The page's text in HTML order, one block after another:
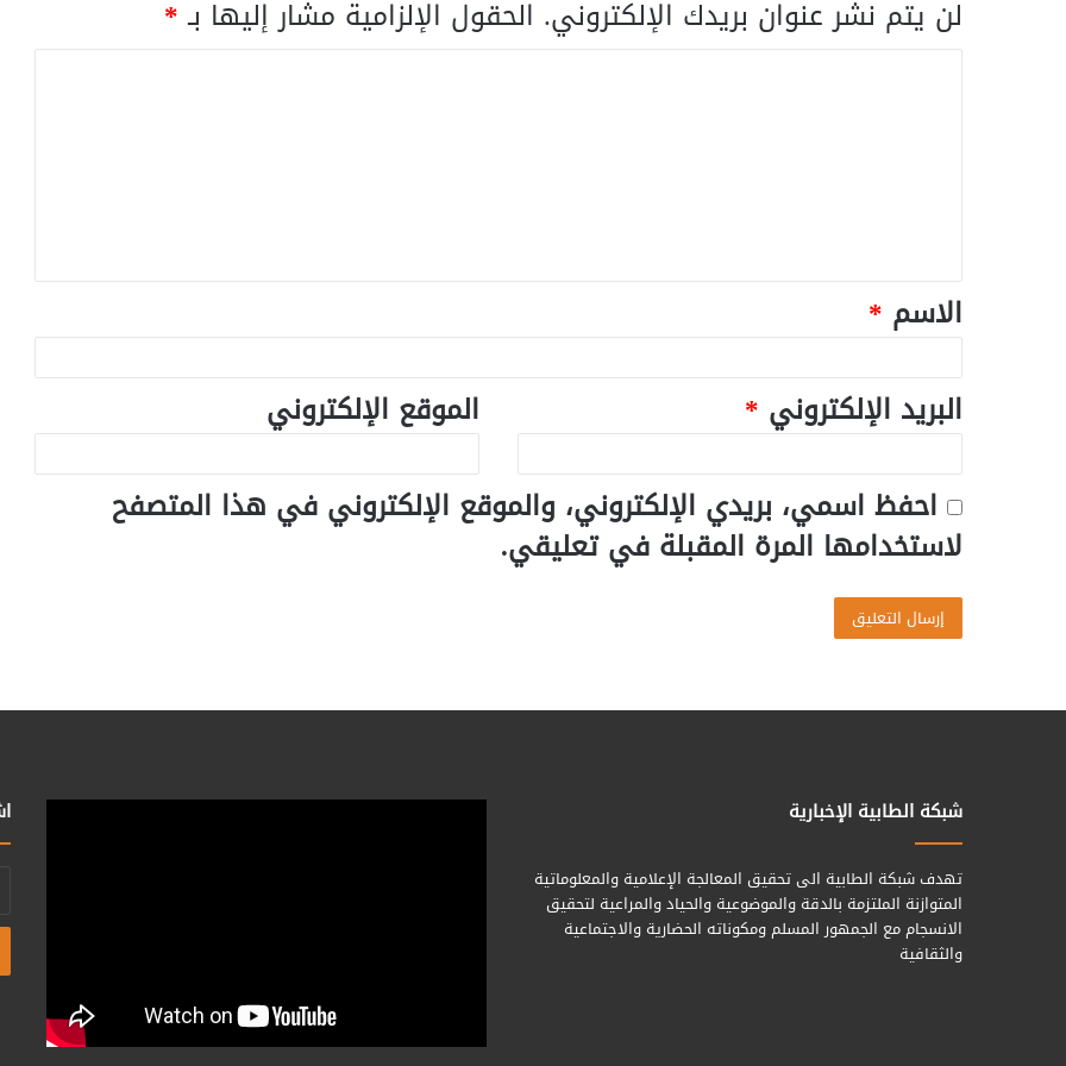
لن يتم نشر عنوان بريدك الإلكتروني. الحقول الإلزامية مشار إليها بـ*
الاسم *
البريد الإلكتروني *
الموقع الإلكتروني
احفظ اسمي، بريدي الإلكتروني، والموقع الإلكتروني في هذا المتصفح
لاستخدامها المرة المقبلة في تعليقي.
شبكة الطابية الإخبارية
تهدف شبكة الطابية الى تحقيق المعالجة الإعلامية والمعلوماتية
المتوازنة الملتزمة بالدقة والموضوعية والحياد والمراعية لتحقيق
الانسجام مع الجمهور المسلم ومكوناته الحضارية والاجتماعية
والثقافية